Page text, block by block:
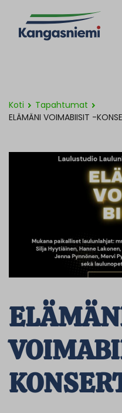
Koti
Tapahtumat
ELÄMÄNI VOIMABIISIT -